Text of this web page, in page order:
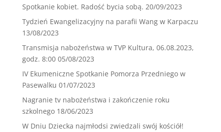
Spotkanie kobiet. Radość bycia sobą. 20/09/2023
Tydzień Ewangelizacyjny na parafii Wang w Karpaczu
13/08/2023
Transmisja nabożeństwa w TVP Kultura, 06.08.2023,
godz. 8:00 05/08/2023
IV Ekumeniczne Spotkanie Pomorza Przedniego w
Pasewalku 01/07/2023
Nagranie tv nabożeństwa i zakończenie roku
szkolnego 18/06/2023
W Dniu Dziecka najmłodsi zwiedzali swój kościół!